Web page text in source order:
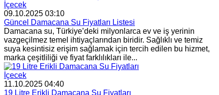
İçecek
09.10.2025 03:10
Güncel Damacana Su Fiyatları Listesi
Damacana su, Türkiye’deki milyonlarca ev ve iş yerinin
vazgeçilmez temel ihtiyaçlarından biridir. Sağlıklı ve temiz
suya kesintisiz erişim sağlamak için tercih edilen bu hizmet,
marka çeşitliliği ve fiyat farklılıkları ile...
İçecek
11.10.2025 04:40
19 Litre Erikli Damacana Su Fiyatları